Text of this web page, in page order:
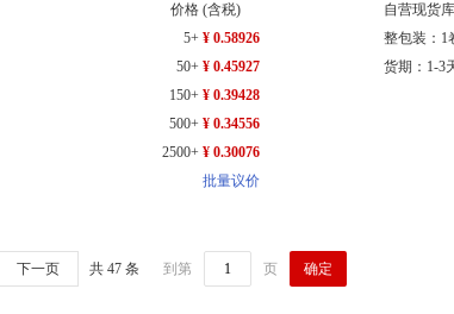
价格 (含税)
5+ ¥ 0.58926
50+ ¥ 0.45927
150+ ¥ 0.39428
500+ ¥ 0.34556
2500+ ¥ 0.30076
批量议价
自营现货
整包装：1
货期：1-3
下一页 共 47 条 到第 页 确定